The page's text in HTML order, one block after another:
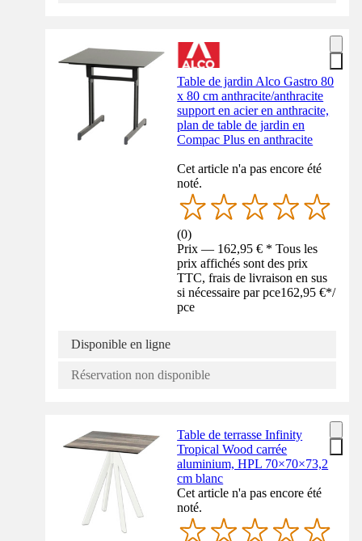
Table de jardin Alco Gastro 80
x 80 cm anthracite/anthracite
support en acier en anthracite,
plan de table de jardin en
Compac Plus en anthracite
Cet article n'a pas encore été
noté.
(0)
Prix — 162,95 € * Tous les
prix affichés sont des prix
TTC, frais de livraison en sus
si nécessaire par pce162,95 €*/
pce
Disponible en ligne
Réservation non disponible
Table de terrasse Infinity
Tropical Wood carrée
aluminium, HPL 70×70×73,2
cm blanc
Cet article n'a pas encore été
noté.